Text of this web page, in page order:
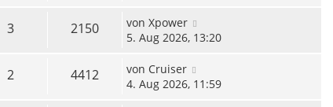
3 2150 von Xpower
5. Aug 2026, 13:20
2 4412 von Cruiser
4. Aug 2026, 11:59